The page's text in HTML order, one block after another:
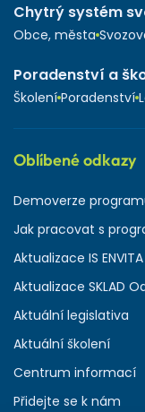
Chytrý systém
Obce, města
Poradenství a
Školení Poradenství
Oblíbené odkazy
Demoverze
Jak pracovat s
Aktualizace IS ENVITA
Aktualizace SKLAD
Aktuální legislativa
Aktuální školení
Centrum informací
Přidejte se k nám